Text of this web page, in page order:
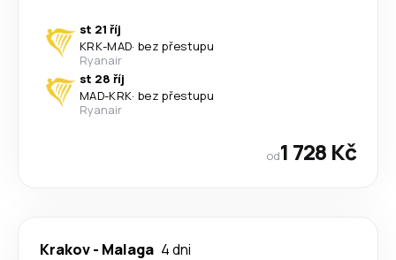
st 21 říj
KRK-MAD· bez přestupu
Ryanair
st 28 říj
MAD-KRK· bez přestupu
Ryanair
od1 728 Kč
Krakov- Malaga 4 dni